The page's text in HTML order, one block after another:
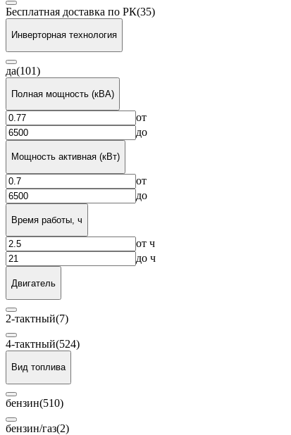
Бесплатная доставка по РК(35)
Инверторная технология
да(101)
Полная мощность (кВА)
от
до
Мощность активная (кВт)
от
до
Время работы, ч
от ч
до ч
Двигатель
2-тактный(7)
4-тактный(524)
Вид топлива
бензин(510)
бензин/газ(2)